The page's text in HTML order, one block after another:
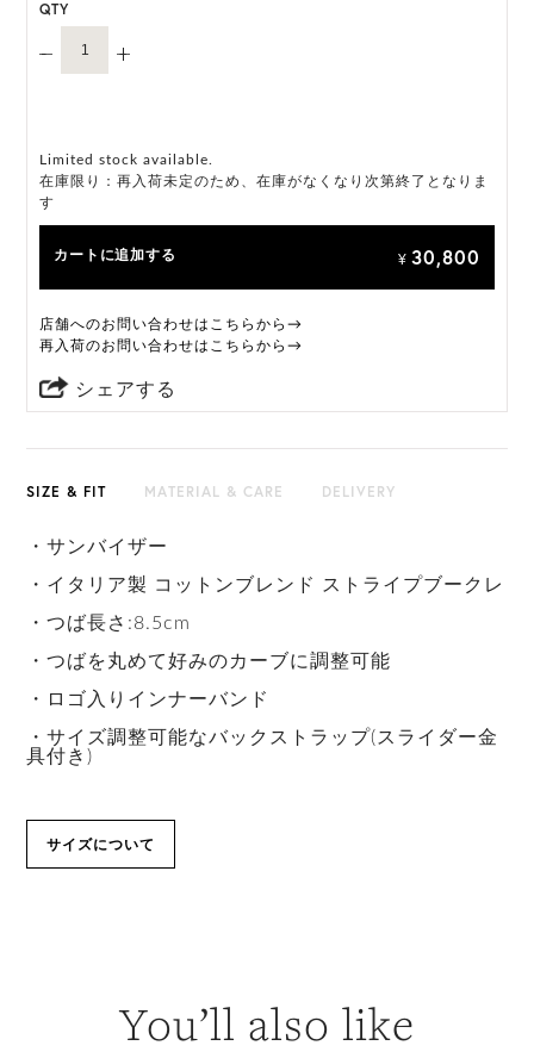
QTY
Limited stock available.
在庫限り：再入荷未定のため、在庫がなくなり次第終了となりま
す
カートに追加する ¥ 30,800
店舗へのお問い合わせはこちらから→
再入荷のお問い合わせはこちらから→
シェアする
SIZE & FIT MATERIAL & CARE DELIVERY
・サンバイザー
・イタリア製 コットンブレンド ストライプブークレ
・つば長さ:8.5cm
・つばを丸めて好みのカーブに調整可能
・ロゴ入りインナーバンド
・サイズ調整可能なバックストラップ(スライダー金
具付き)
サイズについて
You’ll also like